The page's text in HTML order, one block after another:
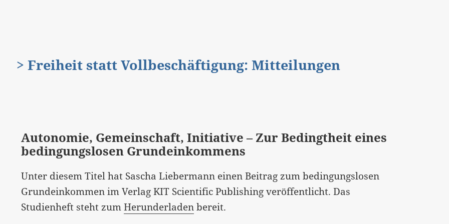
> Freiheit statt Vollbeschäftigung: Mitteilungen
Autonomie, Gemeinschaft, Initiative – Zur Bedingtheit eines
bedingungslosen Grundeinkommens
Unter diesem Titel hat Sascha Liebermann einen Beitrag zum bedingungslosen
Grundeinkommen im Verlag KIT Scientific Publishing veröffentlicht. Das
Studienheft steht zumHerunderladenbereit.